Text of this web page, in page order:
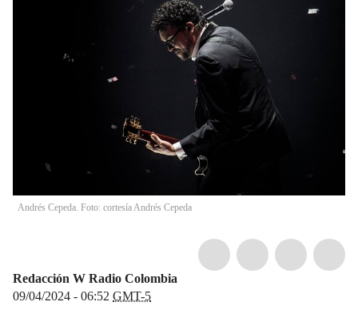
Andrés Cepeda. Foto: cortesía Andrés Cepeda
Redacción W Radio Colombia
09/04/2024 - 06:52 GMT-5